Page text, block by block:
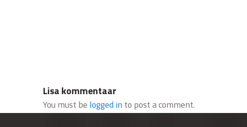
Lisa kommentaar
You must be logged into post a comment.